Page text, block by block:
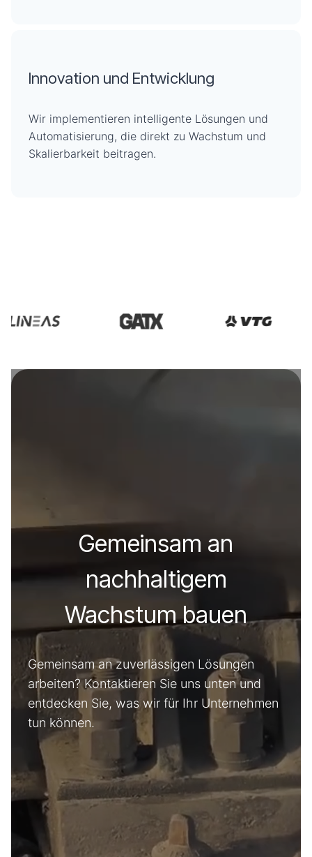
Innovation und Entwicklung
Wir implementieren intelligente Lösungen und
Automatisierung, die direkt zu Wachstum und
Skalierbarkeit beitragen.
Gemeinsam an
nachhaltigem
Wachstum bauen
Gemeinsam an zuverlässigen Lösungen
arbeiten? Kontaktieren Sie uns unten und
entdecken Sie, was wir für Ihr Unternehmen
tun können.